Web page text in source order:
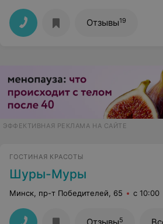
Отзывы19
ЭФФЕКТИВНАЯ РЕКЛАМА НА САЙТЕ
ГОСТИНАЯ КРАСОТЫ
Шуры-Муры
Минск, пр-т Победителей, 65 с 10:00
5